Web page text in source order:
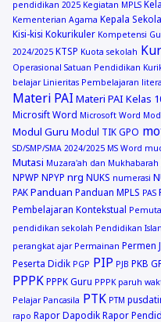
pendidikan 2025 Kegiatan MPLS
Kementerian Agama Kepala
Kisi-kisi Kokurikuler Kompetensi
2024/2025 KTSP Kuota sekolah
Operasional Satuan Pendidikan
belajar Linieritas Pembelajaran
Materi PAI Materi PAI Kelas
Microsift Word Microsoft Word
Modul Guru Modul TIK GPO
SD/SMP/SMA 2024/2025 MS Word
Mutasi Muzara'ah dan Mukhabarah
NPWP NPYP nrg NUKS numerasi
PAK Panduan Panduan MPLS PAS
Pembelajaran Kontekstual
pendidikan sekolah Pendidikan
perangkat ajar Permainan Permen
Peserta Didik PGP PIP PJB PKB
PPPK PPPK Guru PPPK paruh
Pelajar Pancasila PTK PTM
rapo Rapor Dapodik Rapor